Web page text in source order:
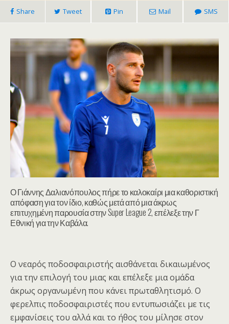
Share Tweet Pin Mail SMS
Ο Γιάννης Δαλιανόπουλος πήρε το καλοκαίρι μια καθοριστική
απόφαση για τον ίδιο, καθώς μετά από μια άκρως
επιτυχημένη παρουσία στην Super League 2, επέλεξε την Γ
Εθνική για την Καβάλα.
Ο νεαρός ποδοσφαιριστής αισθάνεται δικαιωμένος
για την επιλογή του μιας και επέλεξε μια ομάδα
άκρως οργανωμένη που κάνει πρωταθλητισμό. Ο
φερελπις ποδοσφαιριστές που εντυπωσιάζει με τις
εμφανίσεις του αλλά και το ήθος του μίλησε στον